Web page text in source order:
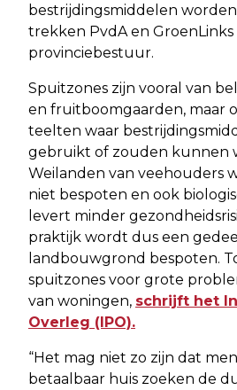
bestrijdingsmiddelen
trekken PvdA en
provinciebestuur.
Spuitzones zijn vooral van
en fruitboomgaarden, maar
teelten waar
gebruikt of zouden kunnen
Weilanden van veehouders
niet bespoten en ook
levert minder
praktijk wordt dus een
landbouwgrond bespoten.
spuitzones voor grote
van woningen, schrijft het
Overleg (IPO).
“Het mag niet zo zijn dat
betaalbaar huis zoeken de